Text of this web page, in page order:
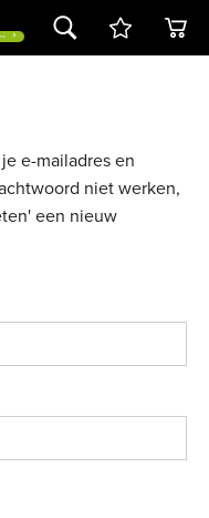
e-mailadres en
niet werken,
een nieuw